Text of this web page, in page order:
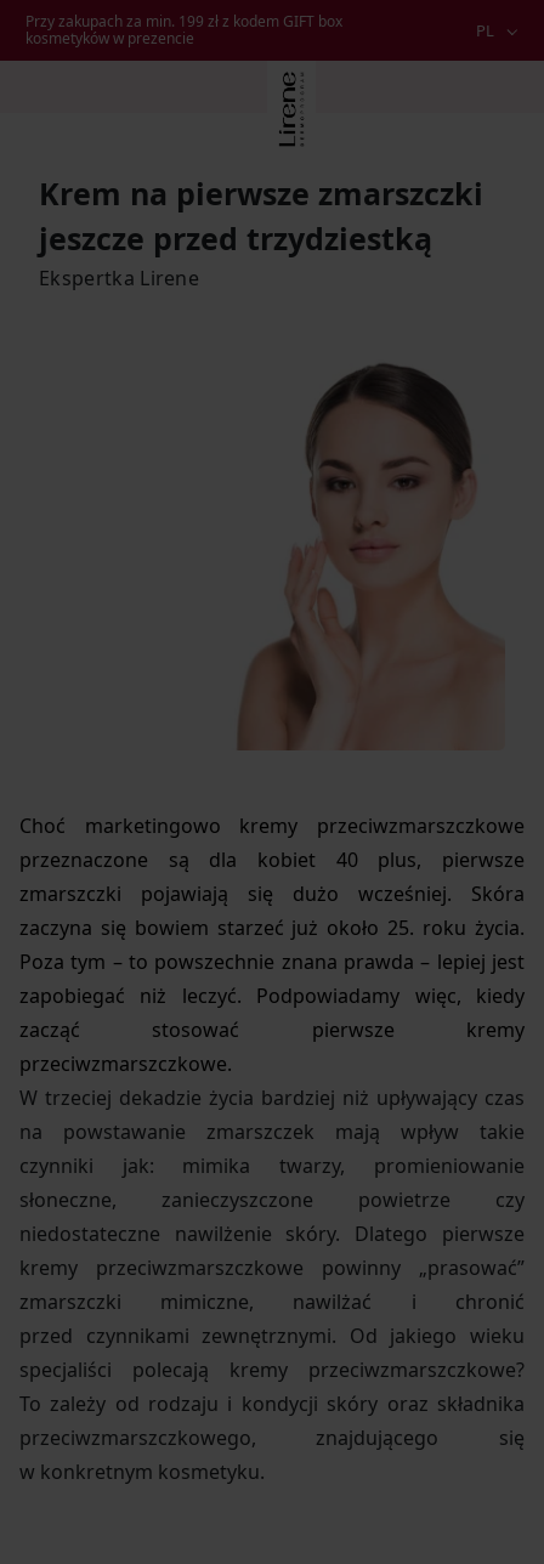
Przy zakupach za min. 199 zł z kodem GIFT box
kosmetyków w prezencie
PL
Krem na pierwsze zmarszczki
jeszcze przed trzydziestką
Ekspertka Lirene
Choć marketingowo kremy przeciwzmarszczkowe
przeznaczone są dla kobiet 40 plus, pierwsze
zmarszczki pojawiają się dużo wcześniej. Skóra
zaczyna się bowiem starzeć już około 25. roku życia.
Poza tym – to powszechnie znana prawda – lepiej jest
zapobiegać niż leczyć. Podpowiadamy więc, kiedy
zacząć stosować pierwsze kremy
przeciwzmarszczkowe.
W trzeciej dekadzie życia bardziej niż upływający czas
na powstawanie zmarszczek mają wpływ takie
czynniki jak: mimika twarzy, promieniowanie
słoneczne, zanieczyszczone powietrze czy
niedostateczne nawilżenie skóry. Dlatego pierwsze
kremy przeciwzmarszczkowe powinny „prasować”
zmarszczki mimiczne, nawilżać i chronić
przed czynnikami zewnętrznymi. Od jakiego wieku
specjaliści polecają kremy przeciwzmarszczkowe?
To zależy od rodzaju i kondycji skóry oraz składnika
przeciwzmarszczkowego, znajdującego się
w konkretnym kosmetyku.